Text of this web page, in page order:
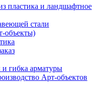
пластика и ландшафтное
стали
объекты)
гибка арматуры
Арт-объектов